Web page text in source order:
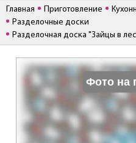
Главная Приготовление
Разделочные доски
Разделочная доска "Зайцы в
Фото на